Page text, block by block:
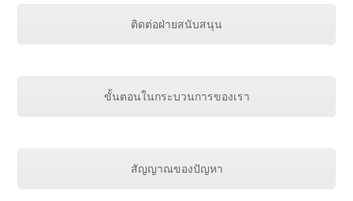
ติดต่อฝ่ายสนับสนุน
ขั้นตอนในกระบวนการของเรา
สัญญาณของปัญหา